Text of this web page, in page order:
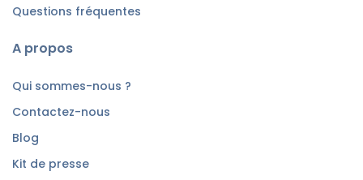
Questions fréquentes
A propos
Qui sommes-nous ?
Contactez-nous
Blog
Kit de presse